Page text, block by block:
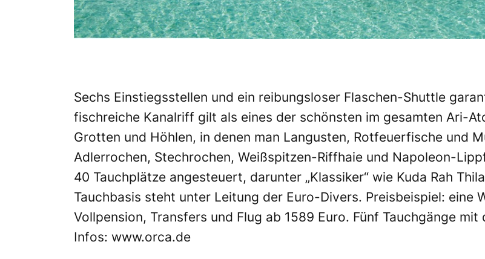
Sechs Einstiegsstellen und ein reibungsloser Flaschen-Shuttle
fischreiche Kanalriff gilt als eines der schönsten im gesamten Ari-
Grotten und Höhlen, in denen man Langusten, Rotfeuerfische und
Adlerrochen, Stechrochen, Weißspitzen-Riffhaie und Napoleon-
40 Tauchplätze angesteuert, darunter „Klassiker“ wie Kuda Rah
Tauchbasis steht unter Leitung der Euro-Divers. Preisbeispiel: eine
Vollpension, Transfers und Flug ab 1589 Euro. Fünf Tauchgänge
Infos: www.orca.de